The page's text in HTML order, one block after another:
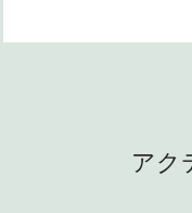
アク